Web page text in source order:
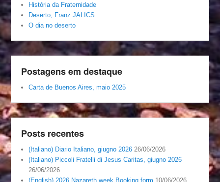
História da Fraternidade
Deserto, Franz JALICS
O dia no deserto
Postagens em destaque
Carta de Buenos Aires, maio 2025
Posts recentes
(Italiano) Diario Italiano, giugno 2026 26/06/2026
(Italiano) Piccoli Fratelli di Jesus Caritas, giugno 2026
26/06/2026
(English) 2026 Nazareth week Booking form 10/06/2026